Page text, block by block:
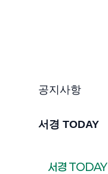
공지사항
서경 TODAY
서경 TODAY